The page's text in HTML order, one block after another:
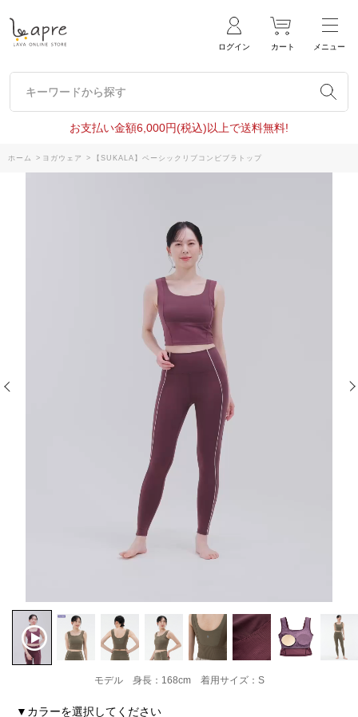
ログイン カート メニュー
キーワードから探す
キーワードから探す
お支払い金額6,000円(税込)以上で送料無料!
ホーム > ヨガウェア > 【SUKALA】ベーシックリブコンビブラトップ
モデル 身長：168cm 着用サイズ：S
▼カラーを選択してください